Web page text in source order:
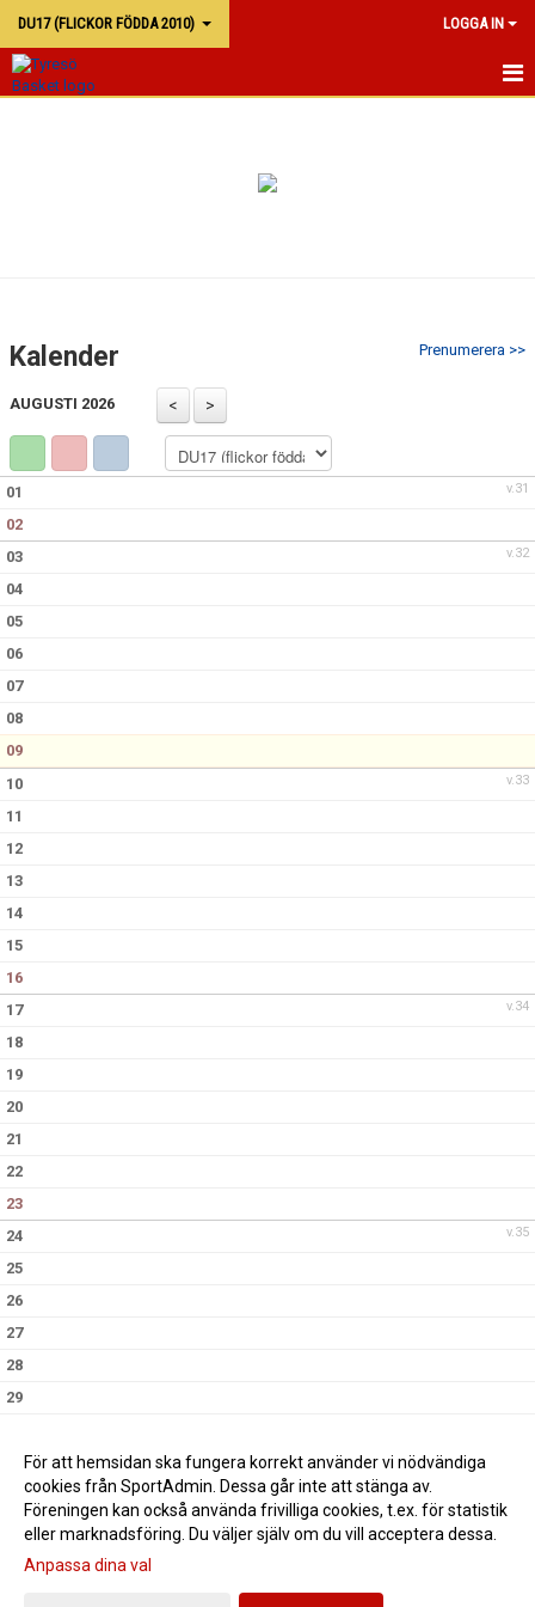
DU17 (FLICKOR FÖDDA 2010) LOGGA IN
Prenumerera >>
Kalender
AUGUSTI 2026
v.31
01
02
v.32
03
04
05
06
07
08
09
v.33
10
11
12
13
14
15
16
v.34
17
18
19
20
21
22
23
v.35
24
25
26
27
28
29
Gå till Webbversion
För att hemsidan ska fungera korrekt använder vi nödvändiga
cookies från SportAdmin. Dessa går inte att stänga av.
Föreningen kan också använda frivilliga cookies, t.ex. för statistik
eller marknadsföring. Du väljer själv om du vill acceptera dessa.
Anpassa dina val